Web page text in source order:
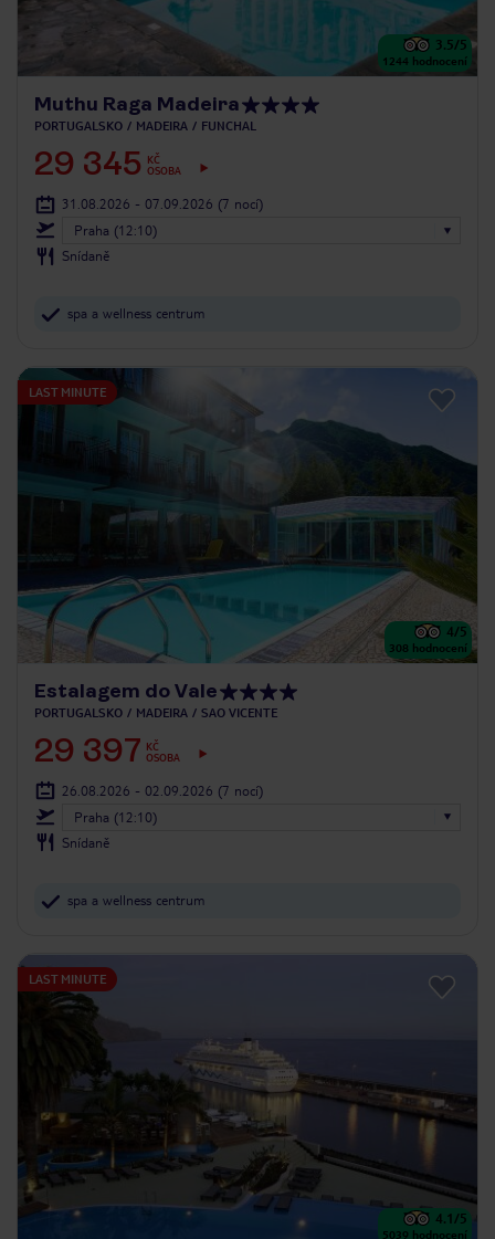
3.5/5
1244 hodnocení
Muthu Raga Madeira
PORTUGALSKO MADEIRA FUNCHAL
29 345
KČ
OSOBA
31.08.2026 - 07.09.2026 (7 nocí)
Praha (12:10)
Snídaně
spa a wellness centrum
LAST MINUTE
4/5
308 hodnocení
Estalagem do Vale
PORTUGALSKO MADEIRA SAO VICENTE
29 397 KČ
OSOBA
26.08.2026 - 02.09.2026 (7 nocí)
Praha (12:10)
Snídaně
spa a wellness centrum
LAST MINUTE
4.1/5
5039 hodnocení